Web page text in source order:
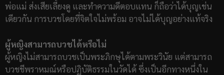
พ่อแม่ ส่งเสียเลี้ยงดู และทำความดีตอบแทน ก็ถือว่าได้บุญเช่น
เดียวกัน การบวชโดยที่จิตใจไม่พร้อม อาจไม่ได้บุญอย่างแท้จริง
ผู้หญิงสามารถบวชได้หรือไม่
ผู้หญิงไม่สามารถบวชเป็นพระภิกษุได้ตามพระวินัย แต่สามารถ
บวชชีพราหมณ์หรือปฏิบัติธรรมในวัดได้ ซึ่งเป็นอีกทางหนึ่งใน